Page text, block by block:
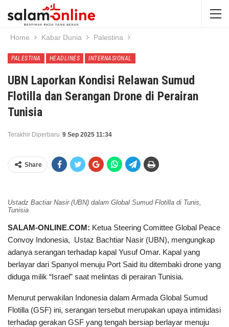
Home Kabar Dunia Palestina
PALESTINA HEADLINES INTERNASIONAL
UBN Laporkan Kondisi Relawan Sumud
Flotilla dan Serangan Drone di Perairan
Tunisia
Terakhir Diperbaru 9 Sep 2025 11:34
Share
Ustadz Bactiar Nasir (UBN) dalam Global Sumud Flotilla di Tunis,
Tunisia
SALAM-ONLINE.COM: Ketua Steering Comittee Global Peace
Convoy Indonesia, Ustaz Bachtiar Nasir (UBN), mengungkap
adanya serangan terhadap kapal Yusuf Omar. Kapal yang
berlayar dari Spanyol menuju Port Said itu ditembaki drone yang
diduga milik “Israel” saat melintas di perairan Tunisia.
Menurut perwakilan Indonesia dalam Armada Global Sumud
Flotilla (GSF) ini, serangan tersebut merupakan upaya intimidasi
terhadap gerakan GSF yang tengah bersiap berlayar menuju